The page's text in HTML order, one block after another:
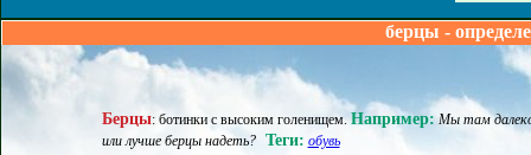
берцы -
Берцы: ботинки с высоким голенищем.Например: Мы там
или лучше берцы надеть?
Теги: обувь